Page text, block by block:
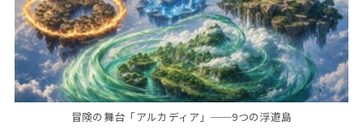
冒険の舞台「アルカディア」──9つの浮遊島